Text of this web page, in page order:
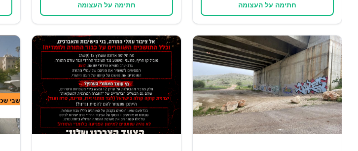
חתימה על העצומה חתימה על העצומה